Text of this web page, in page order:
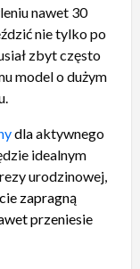
nawet 30
nie tylko po
zbyt często
model o dużym
dlaaktywnego
idealnym
urodzinowej,
zapragną
przeniesie